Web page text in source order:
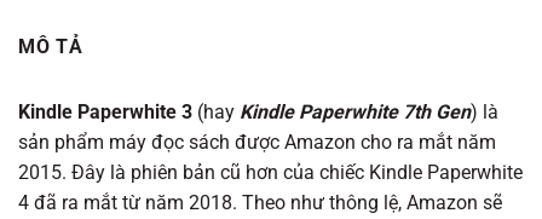
MÔ TẢ
Kindle Paperwhite 3 (hay Kindle Paperwhite 7th Gen) là
sản phẩm máy đọc sách được Amazon cho ra mắt năm
2015. Đây là phiên bản cũ hơn của chiếc Kindle Paperwhite
4 đã ra mắt từ năm 2018. Theo như thông lệ, Amazon sẽ